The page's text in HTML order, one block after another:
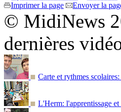
Imprimer la page
Envoyer la
© MidiNews
dernières
Carte et rythmes
L'Herm: l'apprentissage